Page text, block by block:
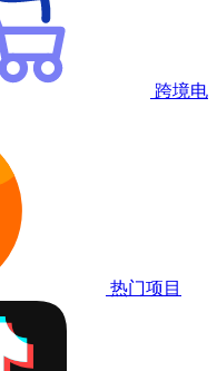
跨境电
热门项目